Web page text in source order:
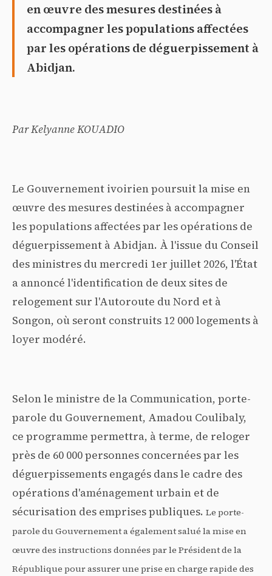
en œuvre des mesures destinées à
accompagner les populations affectées
par les opérations de déguerpissement à
Abidjan.
Par Kelyanne KOUADIO
Le Gouvernement ivoirien poursuit la mise en
œuvre des mesures destinées à accompagner
les populations affectées par les opérations de
déguerpissement à Abidjan. À l'issue du Conseil
des ministres du mercredi 1er juillet 2026, l'État
a annoncé l'identification de deux sites de
relogement sur l'Autoroute du Nord et à
Songon, où seront construits 12 000 logements à
loyer modéré.
Selon le ministre de la Communication, porte-
parole du Gouvernement, Amadou Coulibaly,
ce programme permettra, à terme, de reloger
près de 60 000 personnes concernées par les
déguerpissements engagés dans le cadre des
opérations d'aménagement urbain et de
sécurisation des emprises publiques. Le porte-
parole du Gouvernement a également salué la mise en
œuvre des instructions données par le Président de la
République pour assurer une prise en charge rapide des